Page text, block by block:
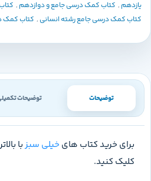
یازدهم , کتاب کمک درسی جامع و دوازدهم ,
کتاب کمک درسی جامع رشته انسانی , کتاب کمک
توضیحات توضیحات
برای خرید کتاب های خیلی سبزبا
کلیک کنید.